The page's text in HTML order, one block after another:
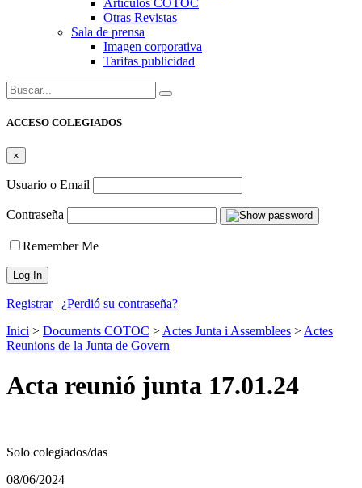
Artículos COTOC
Otras Revistas
Sala de prensa
Imagen corporativa
Tarifas publicidad
Buscar:
ACCESO COLEGIADOS
×
Usuario o Email
Contraseña
Remember Me
Registrar| ¿Perdió su contraseña?
Inici > Documents COTOC > Actes Junta i Assemblees > Actes
Reunions de la Junta de Govern
Acta reunió junta 17.01.24
Solo colegiados/das
08/06/2024